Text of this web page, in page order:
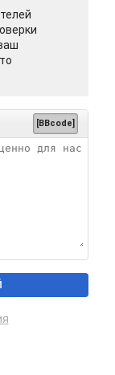
[BBcode]